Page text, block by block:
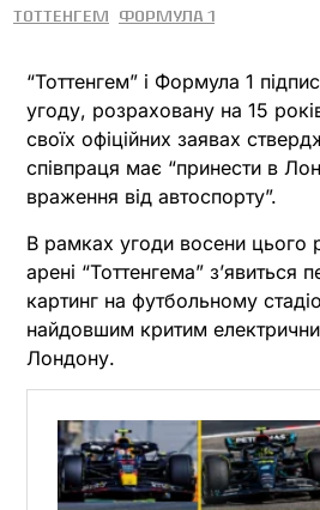
Тоттенгем Формула 1
“Тоттенгем” і Формула 1
угоду, розраховану на 15
своїх офіційних заявах
співпраця має “принести в
враження від автоспорту”.
В рамках угоди восени цього
арені “Тоттенгема” з’явиться
картинг на футбольному
найдовшим критим
Лондону.